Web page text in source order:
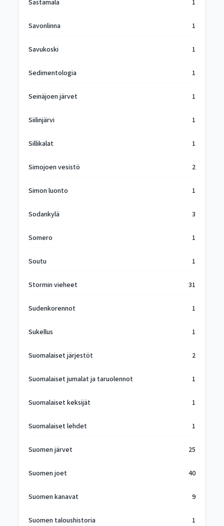
Sastamala 1
Savonlinna 1
Savukoski 1
Sedimentologia 1
Seinäjoen järvet 1
Siilinjärvi 1
Sillikalat 1
Simojoen vesistö 2
Simon luonto 1
Sodankylä 3
Somero 1
Soutu 1
Stormin vieheet 31
Sudenkorennot 1
Sukellus 1
Suomalaiset järjestöt 2
Suomalaiset jumalat ja taruolennot 1
Suomalaiset keksijät 1
Suomalaiset lehdet 1
Suomen järvet 25
Suomen joet 40
Suomen kanavat 9
Suomen taloushistoria 1